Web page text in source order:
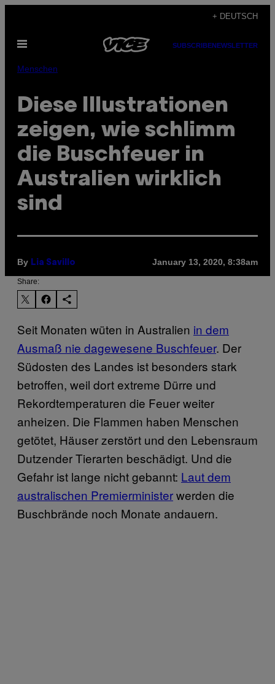
content
+ DEUTSCH
Open
SUBSCRIBENEWSLETTER
Menschen
Diese Illustrationen
zeigen, wie schlimm
die Buschfeuer in
Australien wirklich
sind
By Lia Savillo January 13, 2020, 8:38am
Share:
Seit Monaten wüten in Australien in dem
Ausmaß nie dagewesene Buschfeuer. Der
Südosten des Landes ist besonders stark
betroffen, weil dort extreme Dürre und
Rekordtemperaturen die Feuer weiter
anheizen. Die Flammen haben Menschen
getötet, Häuser zerstört und den Lebensraum
Dutzender Tierarten beschädigt. Und die
Gefahr ist lange nicht gebannt: Laut dem
australischen Premierministerwerden die
Buschbrände noch Monate andauern.